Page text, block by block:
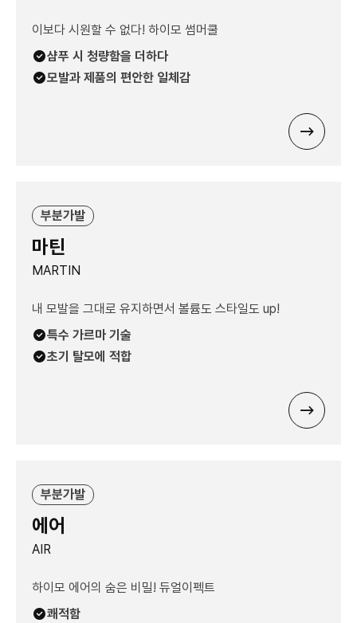
이보다 시원할 수 없다! 하이모 썸머쿨
샴푸 시 청량함을 더하다
모발과 제품의 편안한 일체감
부분가발
마틴
MARTIN
내 모발을 그대로 유지하면서 볼륨도 스타일도 up!
특수 가르마 기술
초기 탈모에 적합
부분가발
에어
AIR
하이모 에어의 숨은 비밀! 듀얼이펙트
쾌적함